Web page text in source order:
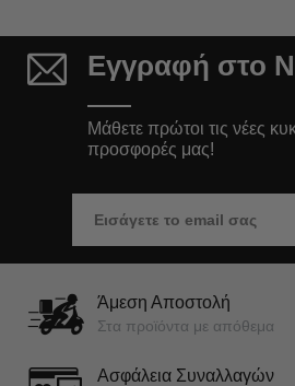
Εγγραφή στο
Μάθετε πρώτοι τις νέες
προσφορές μας!
Άμεση Αποστολή
Στα προϊόντα με απόθεμα
Ασφάλεια Συναλλαγών